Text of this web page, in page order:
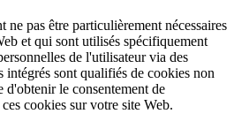
ne pas être particulièrement nécessaires
et qui sont utilisés spécifiquement
de l'utilisateur via des
intégrés sont qualifiés de cookies non
d'obtenir le consentement de
cookies sur votre site Web.